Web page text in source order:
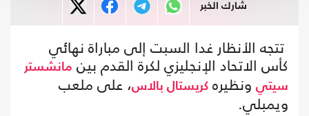
شارك الخبر
تتجه الأنظار غدا السبت إلى مباراة نهائي
كأس الاتحاد الإنجليزي لكرة القدم بين مانشستر
سيتي ونظيره كريستال بالاس، على ملعب
ويمبلي.